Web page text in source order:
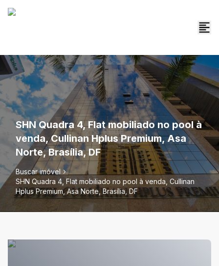
SHN Quadra 4, Flat mobiliado no pool à
venda, Cullinan Hplus Premium, Asa
Norte, Brasília, DF
Buscar imóvel
SHN Quadra 4, Flat mobiliado no pool à venda, Cullinan
Hplus Premium, Asa Norte, Brasília, DF